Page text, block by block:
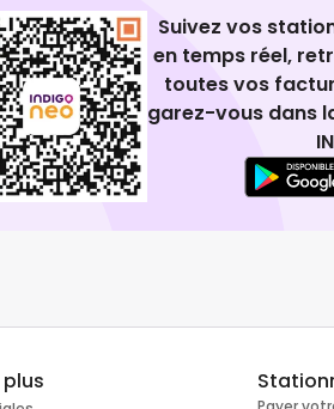
Suivez vos
en temps réel,
toutes vos
garez-vous dans
plus